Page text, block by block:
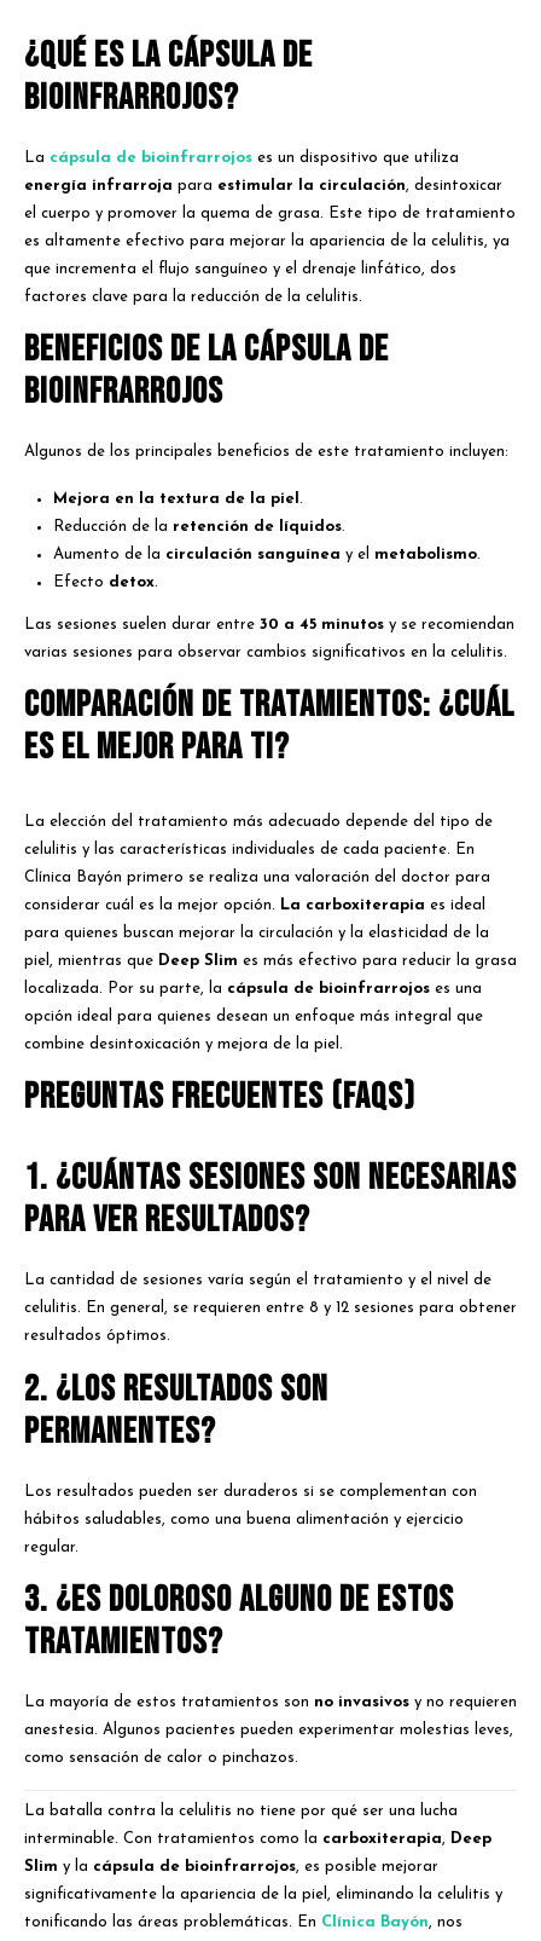
¿Qué es la Cápsula de
Bioinfrarrojos?
La cápsula de bioinfrarrojos es un dispositivo que utiliza
energía infrarroja para estimular la circulación, desintoxicar
el cuerpo y promover la quema de grasa. Este tipo de tratamiento
es altamente efectivo para mejorar la apariencia de la celulitis, ya
que incrementa el flujo sanguíneo y el drenaje linfático, dos
factores clave para la reducción de la celulitis.
Beneficios de la Cápsula de
Bioinfrarrojos
Algunos de los principales beneficios de este tratamiento incluyen:
Mejora en la textura de la piel
Reducción de la retención de líquidos
Aumento de la circulación sanguínea y el metabolismo
Efecto detox
Las sesiones suelen durar entre 30 a 45 minutos y se recomiendan
varias sesiones para observar cambios significativos en la celulitis.
Comparación de Tratamientos: ¿Cuál
es el Mejor para Ti?
La elección del tratamiento más adecuado depende del tipo de
celulitis y las características individuales de cada paciente. En
Clínica Bayón primero se realiza una valoración del doctor para
considerar cuál es la mejor opción. La carboxiterapia es ideal
para quienes buscan mejorar la circulación y la elasticidad de la
piel, mientras que Deep Slim es más efectivo para reducir la grasa
localizada. Por su parte, la cápsula de bioinfrarrojos es una
opción ideal para quienes desean un enfoque más integral que
combine desintoxicación y mejora de la piel.
Preguntas Frecuentes (FAQs)
1. ¿Cuántas sesiones son necesarias
para ver resultados?
La cantidad de sesiones varía según el tratamiento y el nivel de
celulitis. En general, se requieren entre 8 y 12 sesiones para obtener
resultados óptimos.
2. ¿Los resultados son
permanentes?
Los resultados pueden ser duraderos si se complementan con
hábitos saludables, como una buena alimentación y ejercicio
regular.
3. ¿Es doloroso alguno de estos
tratamientos?
La mayoría de estos tratamientos son no invasivos y no requieren
anestesia. Algunos pacientes pueden experimentar molestias leves,
como sensación de calor o pinchazos.
La batalla contra la celulitis no tiene por qué ser una lucha
interminable. Con tratamientos como la carboxiterapia, Deep
Slim y la cápsula de bioinfrarrojos, es posible mejorar
significativamente la apariencia de la piel, eliminando la celulitis y
tonificando las áreas problemáticas. En Clínica Bayón, nos